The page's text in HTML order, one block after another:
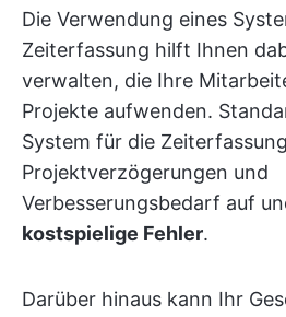
Die Verwendung eines
Zeiterfassung hilft Ihnen
verwalten, die Ihre
Projekte aufwenden.
System für die
Projektverzögerungen und
Verbesserungsbedarf auf
kostspielige Fehler.
Darüber hinaus kann Ihr